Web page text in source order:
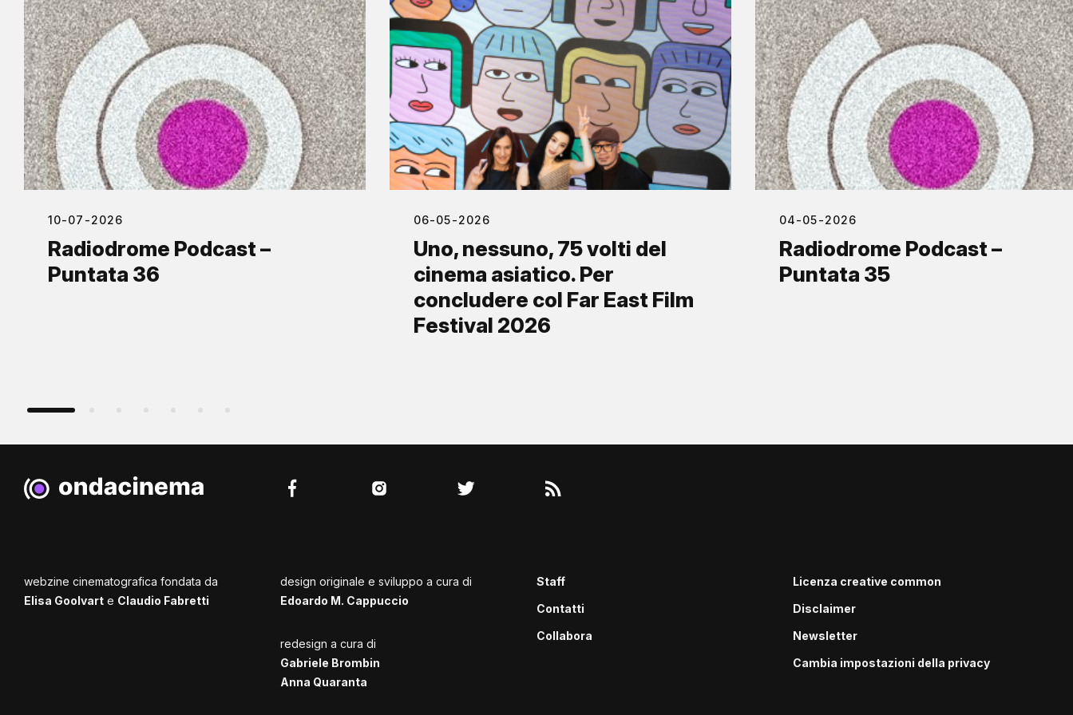
10-07-2026
Radiodrome Podcast –
Puntata 36
06-05-2026
Uno, nessuno, 75 volti del
cinema asiatico. Per
concludere col Far East Film
Festival 2026
04-05-2026
Radiodrome Podcast –
Puntata 35
webzine cinematografica fondata da
Elisa Goolvart e Claudio Fabretti
design originale e sviluppo a cura di
Edoardo M. Cappuccio
redesign a cura di
Gabriele Brombin
Anna Quaranta
Staff
Contatti
Collabora
Licenza creative common
Disclaimer
Newsletter
Cambia impostazioni della privacy